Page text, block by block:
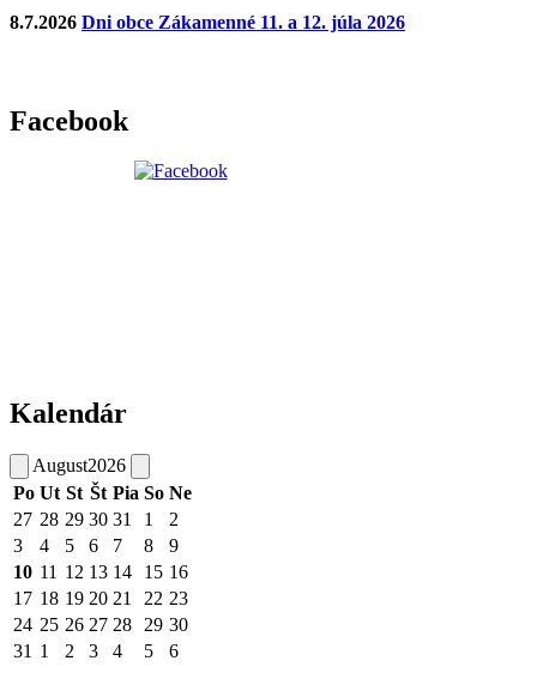
8.7.2026 Dni obce Zákamenné 11. a 12. júla 2026
Facebook
Kalendár
August2026
Po Ut St Št Pia So Ne
27 28 29 30 31 1
2
3
4 5 6 7 8
9
10 11 12 13 14 15 16
17 18 19 20 21 22 23
24 25 26 27 28 29 30
31 1 2 3 4 5 6